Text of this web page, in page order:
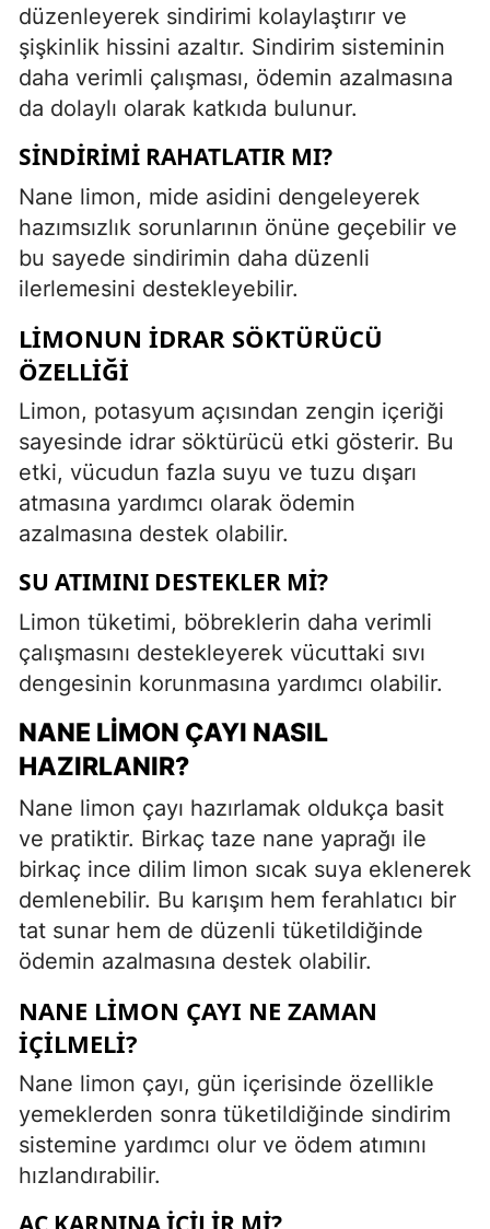
düzenleyerek sindirimi kolaylaştırır ve
şişkinlik hissini azaltır. Sindirim sisteminin
daha verimli çalışması, ödemin azalmasına
da dolaylı olarak katkıda bulunur.
SINDIRIMI RAHATLATIR MI?
Nane limon, mide asidini dengeleyerek
hazımsızlık sorunlarının önüne geçebilir ve
bu sayede sindirimin daha düzenli
ilerlemesini destekleyebilir.
LIMONUN İDRAR SÖKTÜRÜCÜ
ÖZELLIĞI
Limon, potasyum açısından zengin içeriği
sayesinde idrar söktürücü etki gösterir. Bu
etki, vücudun fazla suyu ve tuzu dışarı
atmasına yardımcı olarak ödemin
azalmasına destek olabilir.
SU ATIMINI DESTEKLER MI?
Limon tüketimi, böbreklerin daha verimli
çalışmasını destekleyerek vücuttaki sıvı
dengesinin korunmasına yardımcı olabilir.
NANE LIMON ÇAYI NASIL
HAZIRLANIR?
Nane limon çayı hazırlamak oldukça basit
ve pratiktir. Birkaç taze nane yaprağı ile
birkaç ince dilim limon sıcak suya eklenerek
demlenebilir. Bu karışım hem ferahlatıcı bir
tat sunar hem de düzenli tüketildiğinde
ödemin azalmasına destek olabilir.
NANE LIMON ÇAYI NE ZAMAN
İÇILMELI?
Nane limon çayı, gün içerisinde özellikle
yemeklerden sonra tüketildiğinde sindirim
sistemine yardımcı olur ve ödem atımını
hızlandırabilir.